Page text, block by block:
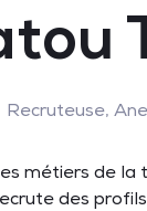
Recruteuse,
métiers de
des